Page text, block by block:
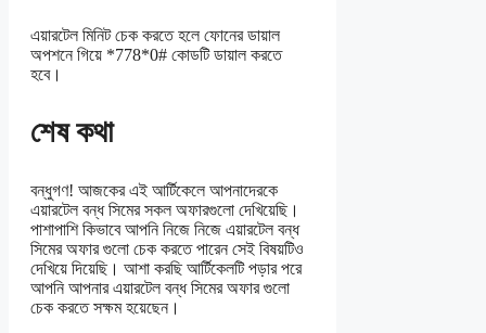
এয়ারটেল মিনিট চেক করতে হলে ফোনের ডায়াল
অপশনে গিয়ে *778*0# কোডটি ডায়াল করতে
হবে।
শেষ কথা
বন্ধুগণ! আজকের এই আর্টিকেলে আপনাদেরকে
এয়ারটেল বন্ধ সিমের সকল অফারগুলো দেখিয়েছি।
পাশাপাশি কিভাবে আপনি নিজে নিজে এয়ারটেল বন্ধ
সিমের অফার গুলো চেক করতে পারেন সেই বিষয়টিও
দেখিয়ে দিয়েছি। আশা করছি আর্টিকেলটি পড়ার পরে
আপনি আপনার এয়ারটেল বন্ধ সিমের অফার গুলো
চেক করতে সক্ষম হয়েছেন।